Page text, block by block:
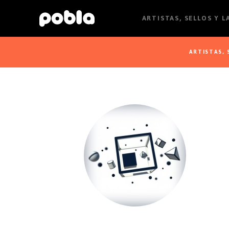
ARTISTAS, SELLOS Y
ARTISTAS,